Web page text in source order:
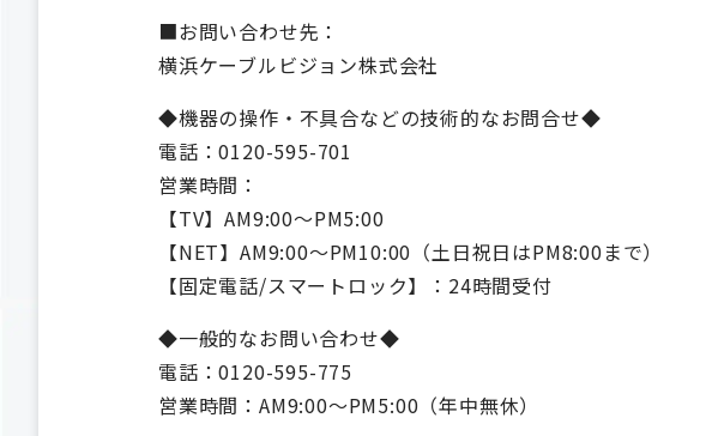
■お問い合わせ先：
横浜ケーブルビジョン株式会社
◆機器の操作・不具合などの技術的なお問合せ◆
電話：0120-595-701
営業時間：
【TV】AM9:00～PM5:00
【NET】AM9:00～PM10:00（土日祝日はPM8:00まで）
【固定電話/スマートロック】：24時間受付
◆一般的なお問い合わせ◆
電話：0120-595-775
営業時間：AM9:00～PM5:00（年中無休）